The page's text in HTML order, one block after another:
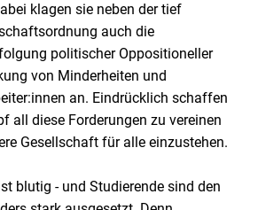
klagen sie neben der tief
auch die
politischer Oppositioneller
von Minderheiten und
an. Eindrücklich schaffen
all diese Forderungen zu vereinen
Gesellschaft für alle einzustehen.
blutig - und Studierende sind den